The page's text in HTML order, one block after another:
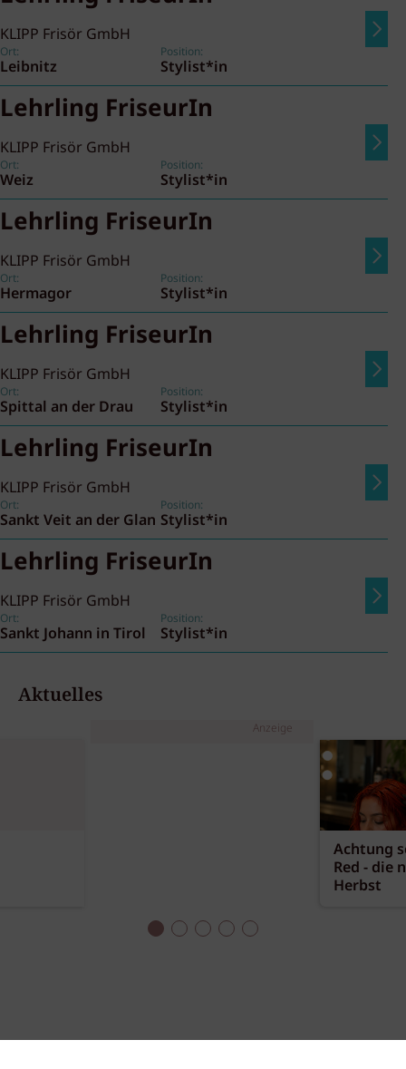
KLIPP Frisör GmbH
Ort:
Leibnitz
Position:
Stylist*in
Lehrling FriseurIn
KLIPP Frisör GmbH
Ort:
Weiz
Position:
Stylist*in
Lehrling FriseurIn
KLIPP Frisör GmbH
Ort:
Hermagor
Position:
Stylist*in
Lehrling FriseurIn
KLIPP Frisör GmbH
Ort:
Spittal an der Drau
Position:
Stylist*in
Lehrling FriseurIn
KLIPP Frisör GmbH
Ort:
Sankt Veit an der Glan
Position:
Stylist*in
Lehrling FriseurIn
KLIPP Frisör GmbH
Ort:
Sankt Johann in Tirol
Position:
Stylist*in
Aktuelles
Anzeige
Achtung
Red - die
Herbst